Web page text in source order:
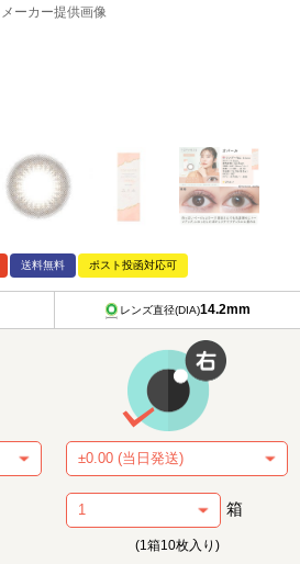
メーカー提供画像
送料無料 ポスト投函対応可
レンズ直径(DIA)14.2mm
箱
(1箱10枚入り)